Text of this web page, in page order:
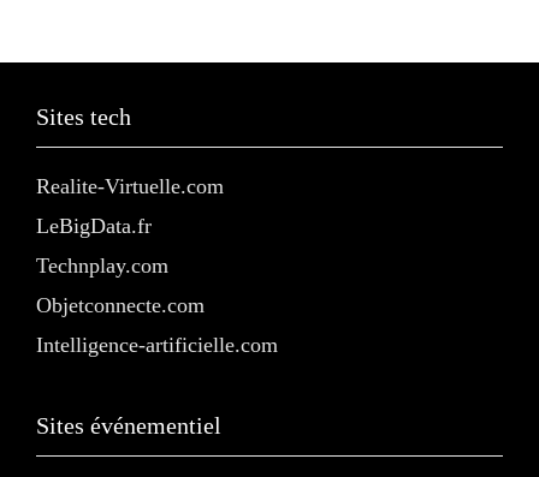
Sites tech
Realite-Virtuelle.com
LeBigData.fr
Technplay.com
Objetconnecte.com
Intelligence-artificielle.com
Sites événementiel